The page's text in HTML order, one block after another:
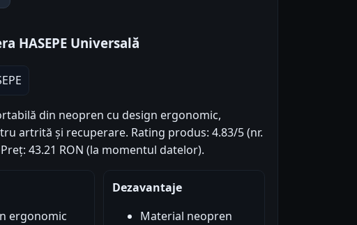
HASEPE Universală
din neopren cu design ergonomic,
artrită și recuperare. Rating produs: 4.83/5 (nr.
43.21 RON (la momentul datelor).
ergonomic
Dezavantaje
Material neopren